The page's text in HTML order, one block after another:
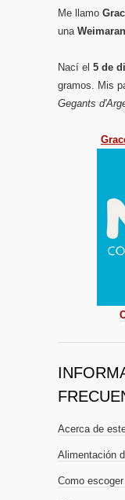
Me llamo
una
Nací el 5 de
gramos. Mis
Gegants
Acerca de
Alimentación
Como